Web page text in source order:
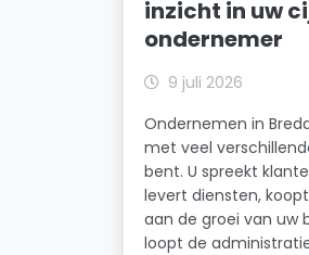
inzicht in uw
ondernemer
9 juli 2026
Ondernemen in
met veel
bent. U spreekt
levert diensten,
aan de groei van uw
loopt de